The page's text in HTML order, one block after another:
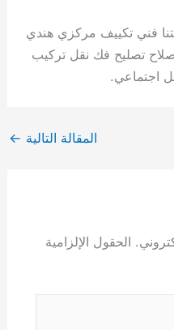
فني تكييف مركزي هندي
تصليح فك نقل تركيب
اجتماعي.
المقالة التالية ←
الحقول الإلزامية